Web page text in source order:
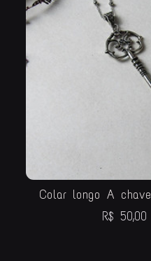
Colar longo A
R$ 50,00